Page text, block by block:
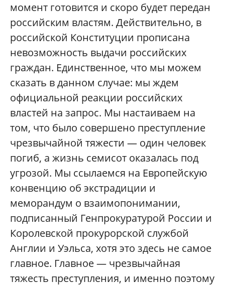
момент готовится и скоро будет передан
российским властям. Действительно, в
российской Конституции прописана
невозможность выдачи российских
граждан. Единственное, что мы можем
сказать в данном случае: мы ждем
официальной реакции российских
властей на запрос. Мы настаиваем на
том, что было совершено преступление
чрезвычайной тяжести — один человек
погиб, а жизнь семисот оказалась под
угрозой. Мы ссылаемся на Европейскую
конвенцию об экстрадиции и
меморандум о взаимопонимании,
подписанный Генпрокуратурой России и
Королевской прокурорской службой
Англии и Уэльса, хотя это здесь не самое
главное. Главное — чрезвычайная
тяжесть преступления, и именно поэтому